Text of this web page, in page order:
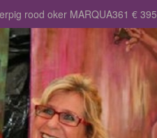
rood oker MARQUA361 € 395